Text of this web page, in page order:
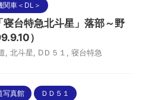
関車＜DL＞
寝台特急北斗星」落部～野
）
北斗星 DＤ５１ 寝台特急
写真館 ＤＤ５１